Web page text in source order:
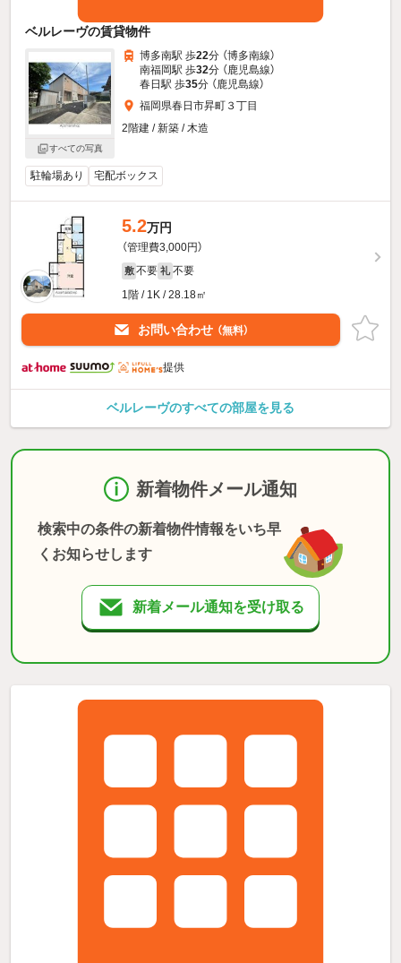
ベルレーヴの賃貸物件
すべての写真
博多南駅 歩22分 （博多南線）
南福岡駅 歩32分 （鹿児島線）
春日駅 歩35分 （鹿児島線）
福岡県春日市昇町３丁目
2階建 / 新築 / 木造
駐輪場あり 宅配ボックス
5.2万円
（管理費3,000円）
敷 不要 礼 不要
1階 / 1K / 28.18㎡
お問い合わせ （無料）
提供
ベルレーヴのすべての部屋を見る
新着物件メール通知
検索中の条件の新着物件情報をいち早
くお知らせします
新着メール通知を受け取る